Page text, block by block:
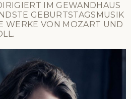
IM GEWANDHAUS
GEBURTSTAGSMUSIK
WERKE VON MOZART UND